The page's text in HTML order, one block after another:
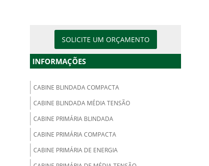
SOLICITE UM ORÇAMENTO
INFORMAÇÕES
CABINE BLINDADA COMPACTA
CABINE BLINDADA MÉDIA TENSÃO
CABINE PRIMÁRIA BLINDADA
CABINE PRIMÁRIA COMPACTA
CABINE PRIMÁRIA DE ENERGIA